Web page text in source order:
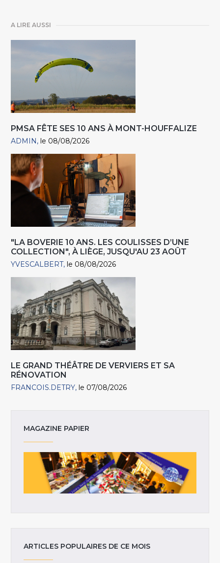
A LIRE AUSSI
PMSA FÊTE SES 10 ANS À MONT-HOUFFALIZE
ADMIN le 08/08/2026
"LA BOVERIE 10 ANS. LES COULISSES D’UNE
COLLECTION", À LIÈGE, JUSQU'AU 23 AOÛT
YVESCALBERT le 08/08/2026
LE GRAND THÉÂTRE DE VERVIERS ET SA
RÉNOVATION
FRANCOIS.DETRY le 07/08/2026
MAGAZINE PAPIER
ARTICLES POPULAIRES DE CE MOIS